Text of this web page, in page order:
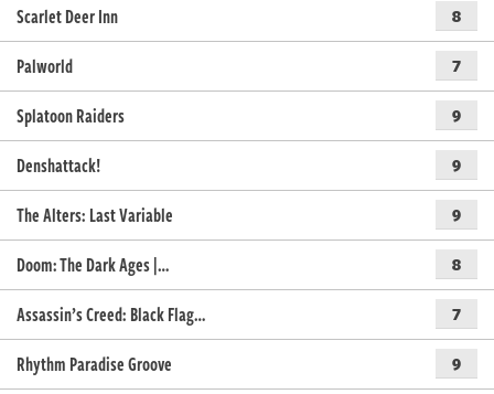
Scarlet Deer Inn
8
Palworld 7
Splatoon Raiders 9
Denshattack! 9
The Alters: Last Variable 9
Doom: The Dark Ages |… 8
Assassin’s Creed: Black Flag… 7
Rhythm Paradise Groove 9